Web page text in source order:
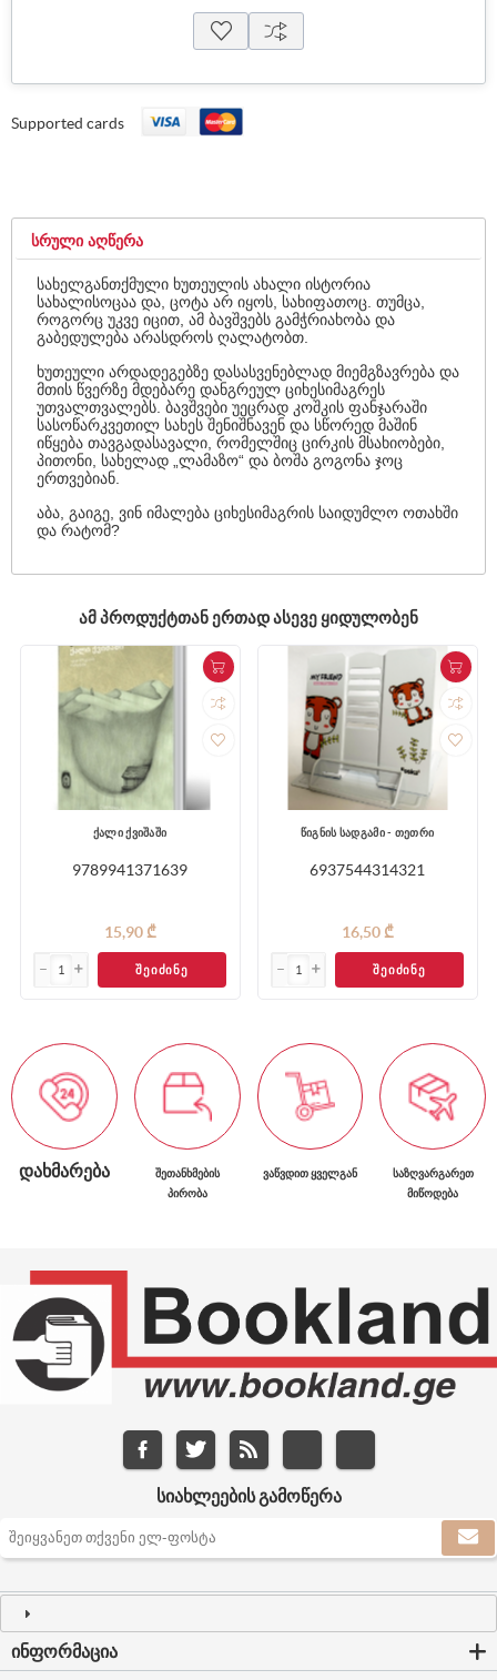
Supported cards
ᲡᲠᲣᲚᲘ ᲐᲦᲬᲔᲠᲐ
სახელგანთქმული ხუთეულის ახალი ისტორია
სახალისოცაა და, ცოტა არ იყოს, სახიფათოც. თუმცა,
როგორც უკვე იცით, ამ ბავშვებს გამჭრიახობა და
გაბედულება არასდროს ღალატობთ.
ხუთეული არდადეგებზე დასასვენებლად მიემგზავრება და
მთის წვერზე მდებარე დანგრეულ ციხესიმაგრეს
უთვალთვალებს. ბავშვები უეცრად კოშკის ფანჯარაში
სასოწარკვეთილ სახეს შენიშნავენ და სწორედ მაშინ
იწყება თავგადასავალი, რომელშიც ცირკის მსახიობები,
პითონი, სახელად „ლამაზო“ და ბოშა გოგონა ჯოც
ერთვებიან.
აბა, გაიგე, ვინ იმალება ციხესიმაგრის საიდუმლო ოთახში
და რატომ?
ᲐᲛ ᲞᲠᲝᲓᲣᲥᲢᲗᲐᲜ ᲔᲠᲗᲐᲓ ᲐᲡᲔᲕᲔ ᲧᲘᲓᲣᲚᲝᲑᲔᲜ
ქალი ქვიშაში
9789941371639
15,90 ₾
ᲨᲔᲘᲫᲘᲜᲔ
წიგნის სადგამი - თეთრი
6937544314321
16,50 ₾
ᲨᲔᲘᲫᲘᲜᲔ
ᲓᲐᲮᲛᲐᲠᲔᲑᲐ
ᲨᲔᲗᲐᲜᲮᲛᲔᲑᲘᲡ
ᲞᲘᲠᲝᲑᲐ
ᲕᲐᲬᲕᲓᲘᲗ ᲧᲕᲔᲚᲒᲐᲜ
ᲡᲐᲖᲦᲕᲐᲠᲒᲐᲠᲔᲗ
ᲛᲘᲬᲝᲓᲔᲑᲐ
ᲡᲘᲐᲮᲚᲔᲔᲑᲘᲡ ᲒᲐᲛᲝᲬᲔᲠᲐ
ᲘᲜᲤᲝᲠᲛᲐᲪᲘᲐ